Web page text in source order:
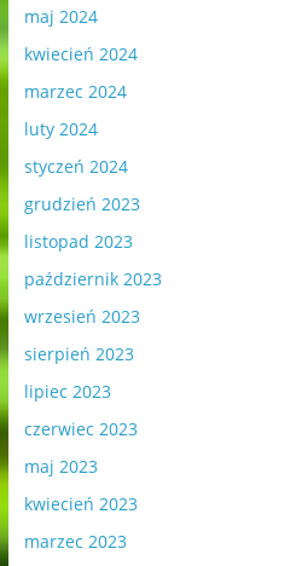
maj 2024
kwiecień 2024
marzec 2024
luty 2024
styczeń 2024
grudzień 2023
listopad 2023
październik 2023
wrzesień 2023
sierpień 2023
lipiec 2023
czerwiec 2023
maj 2023
kwiecień 2023
marzec 2023